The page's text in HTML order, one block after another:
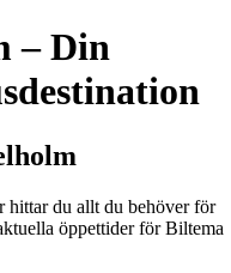
– Din
du allt du behöver för
öppettider för Biltema